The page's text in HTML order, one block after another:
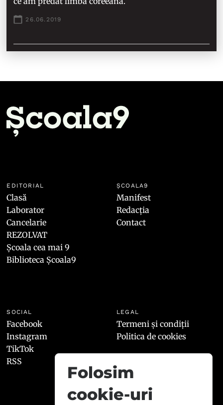
26.06.2019
EDITORIAL
Clasă
Laborator
Cancelarie
REZOLVAT
Școala cea mai 9
Biblioteca Școala9
ȘCOALA9
Manifest
Redacția
Contact
SOCIAL
Facebook
Instagram
TikTok
RSS
LEGAL
Termeni și condiții
Politica de cookies
Folosim
cookie-uri